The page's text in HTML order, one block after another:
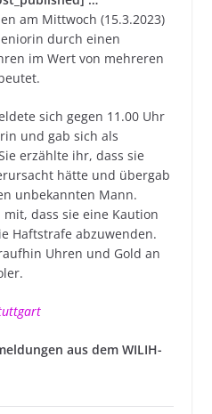
am Mittwoch (15.3.2023)
durch einen
im Wert von mehreren
sich gegen 11.00 Uhr
und gab sich als
erzählte ihr, dass sie
hätte und übergab
unbekannten Mann.
dass sie eine Kaution
Haftstrafe abzuwenden.
Uhren und Gold an
aus dem WILIH-